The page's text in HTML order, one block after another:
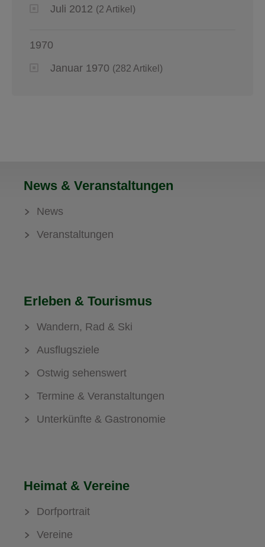
Juli 2012 (2 Artikel)
1970
Januar 1970 (282 Artikel)
News & Veranstaltungen
News
Veranstaltungen
Erleben & Tourismus
Wandern, Rad & Ski
Ausflugsziele
Ostwig sehenswert
Termine & Veranstaltungen
Unterkünfte & Gastronomie
Heimat & Vereine
Dorfportrait
Vereine